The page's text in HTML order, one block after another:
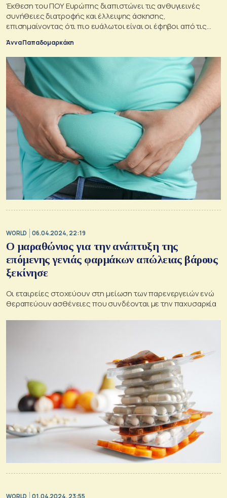
Έκθεση του ΠΟΥ Ευρώπης διαπιστώνει τις ανθυγιεινές
συνήθειες διατροφής και έλλειψης άσκησης,
επισημαίνοντας ότι πιο ευάλωτοι είναι οι έφηβοι από τις
λιγότερο εύπορες οικογένειες
Άννα Παπαδομαρκάκη
WORLD 06.04.2024, 22:19
Ο μαραθώνιος για την ανάπτυξη της
επόμενης γενιάς φαρμάκων απώλειας βάρους
ξεκίνησε
Oι εταιρείες στοχεύουν στη μείωση των παρενεργειών ενώ
θεραπεύουν ασθένειες που συνδέονται με την παχυσαρκία
WORLD 01.04.2024, 23:55